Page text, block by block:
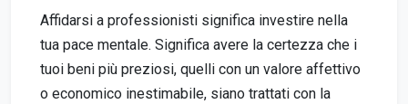
Affidarsi a professionisti significa investire nella
tua pace mentale. Significa avere la certezza che i
tuoi beni più preziosi, quelli con un valore affettivo
o economico inestimabile, siano trattati con la